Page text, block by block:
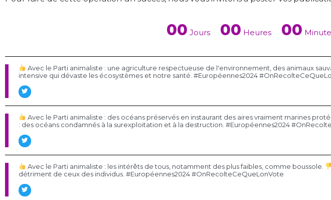
00 Jours 00 Heures 00
Avec le Parti animaliste : une agriculture respectueuse de l'environnement, des animaux
intensive qui dévaste les écosystèmes et notre santé. #Européennes2024
Avec le Parti animaliste : des océans préservés en instaurant des aires vraiment marines
: des océans condamnés à la surexploitation et à la destruction. #Européennes2024
Avec le Parti animaliste : les intérêts de tous, notamment des plus faibles, comme boussole.
détriment de ceux des individus. #Européennes2024 #OnRecolteCeQueLonVote